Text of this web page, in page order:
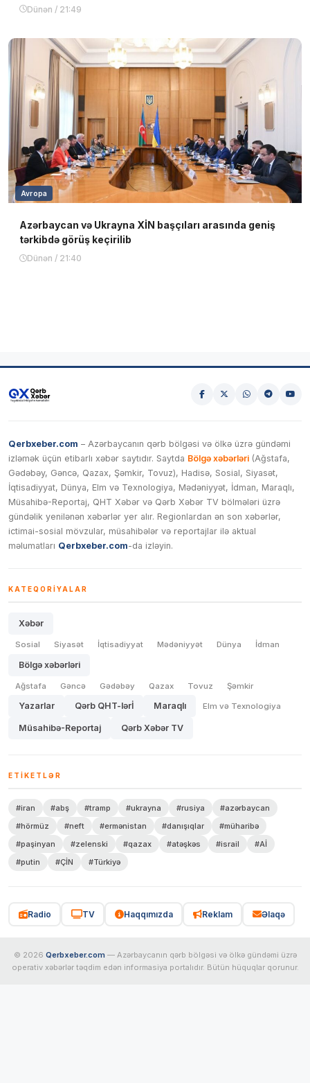
Dünən / 21:49
Avropa
Azərbaycan və Ukrayna XİN başçıları arasında geniş
tərkibdə görüş keçirilib
Dünən / 21:40
Qerbxeber.com – Azərbaycanın qərb bölgəsi və ölkə üzrə gündəmi
izləmək üçün etibarlı xəbər saytıdır. Saytda Bölgə xəbərləri (Ağstafa,
Gədəbəy, Gəncə, Qazax, Şəmkir, Tovuz), Hadisə, Sosial, Siyasət,
İqtisadiyyat, Dünya, Elm və Texnologiya, Mədəniyyət, İdman, Maraqlı,
Müsahibə-Reportaj, QHT Xəbər və Qərb Xəbər TV bölmələri üzrə
gündəlik yenilənən xəbərlər yer alır. Regionlardan ən son xəbərlər,
ictimai-sosial mövzular, müsahibələr və reportajlar ilə aktual
məlumatları Qerbxeber.com-da izləyin.
KATEQORIYALAR
Xəbər
Sosial Siyasət İqtisadiyyat Mədəniyyət Dünya İdman
Bölgə xəbərləri
Ağstafa Gəncə Gədəbəy Qazax Tovuz Şəmkir
Yazarlar Qərb QHT-lərİ Maraqlı Elm və Texnologiya
Müsahibə-Reportaj Qərb Xəbər TV
ETIKETLƏR
#iran #abş #tramp #ukrayna #rusiya
#azərbaycan
#hörmüz
#neft #ermənistan #danışıqlar
#müharibə
#paşinyan
#zelenski #qazax #atəşkəs #israil
#Aİ
#putin
#ÇİN #Türkiyə
Radio TV Haqqımızda Reklam Əlaqə
© 2026 Qerbxeber.com — Azərbaycanın qərb bölgəsi və ölkə gündəmi üzrə
operativ xəbərlər təqdim edən informasiya portalıdır. Bütün hüquqlar qorunur.